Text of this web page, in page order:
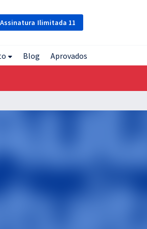
Assinatura Ilimitada 11
Blog Aprovados